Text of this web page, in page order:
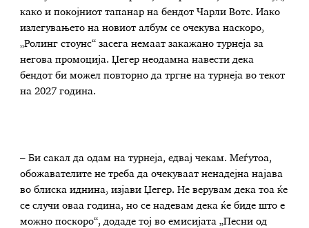
како и покојниот тапанар на бендот Чарли Вотс. Иако
излегувањето на новиот албум се очекува наскоро,
„Ролинг стоунс“ засега немаат закажано турнеја за
негова промоција. Џегер неодамна навести дека
бендот би можел повторно да тргне на турнеја во текот
на 2027 година.
– Би сакал да одам на турнеја, едвај чекам. Меѓутоа,
обожавателите не треба да очекуваат ненадејна најава
во блиска иднина, изјави Џегер. Не верувам дека тоа ќе
се случи оваа година, но се надевам дека ќе биде што е
можно поскоро“, додаде тој во емисијата „Песни од